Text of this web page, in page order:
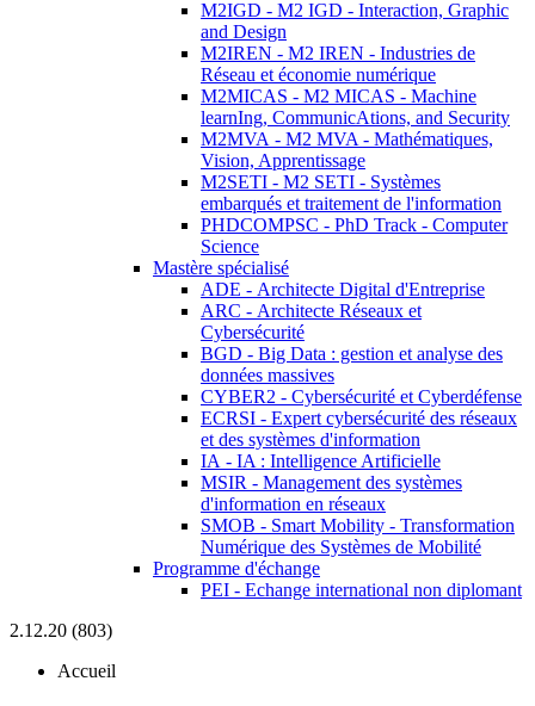
M2IGD - M2 IGD - Interaction, Graphic
and Design
M2IREN - M2 IREN - Industries de
Réseau et économie numérique
M2MICAS - M2 MICAS - Machine
learnIng, CommunicAtions, and Security
M2MVA - M2 MVA - Mathématiques,
Vision, Apprentissage
M2SETI - M2 SETI - Systèmes
embarqués et traitement de l'information
PHDCOMPSC - PhD Track - Computer
Science
Mastère spécialisé
ADE - Architecte Digital d'Entreprise
ARC - Architecte Réseaux et
Cybersécurité
BGD - Big Data : gestion et analyse des
données massives
CYBER2 - Cybersécurité et Cyberdéfense
ECRSI - Expert cybersécurité des réseaux
et des systèmes d'information
IA - IA : Intelligence Artificielle
MSIR - Management des systèmes
d'information en réseaux
SMOB - Smart Mobility - Transformation
Numérique des Systèmes de Mobilité
Programme d'échange
PEI - Echange international non diplomant
2.12.20 (803)
Accueil